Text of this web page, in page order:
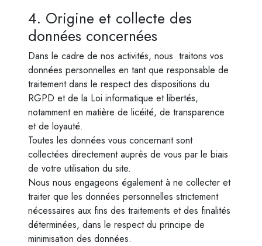
4. Origine et collecte des
données concernées
Dans le cadre de nos activités, nous traitons vos
données personnelles en tant que responsable de
traitement dans le respect des dispositions du
RGPD et de la Loi informatique et libertés,
notamment en matière de licéité, de transparence
et de loyauté.
Toutes les données vous concernant sont
collectées directement auprès de vous par le biais
de votre utilisation du site.
Nous nous engageons également à ne collecter et
traiter que les données personnelles strictement
nécessaires aux fins des traitements et des finalités
déterminées, dans le respect du principe de
minimisation des données.